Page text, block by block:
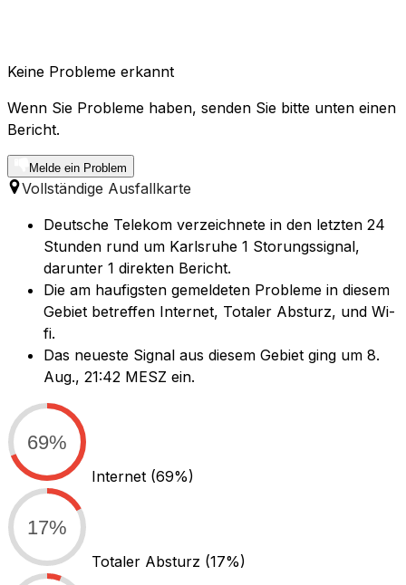
Keine Probleme erkannt
Wenn Sie Probleme haben, senden Sie bitte unten einen
Bericht.
Melde ein Problem
Vollständige Ausfallkarte
Deutsche Telekom verzeichnete in den letzten 24
Stunden rund um Karlsruhe 1 Storungssignal,
darunter 1 direkten Bericht.
Die am haufigsten gemeldeten Probleme in diesem
Gebiet betreffen Internet, Totaler Absturz, und Wi-
fi.
Das neueste Signal aus diesem Gebiet ging um 8.
Aug., 21:42 MESZ ein.
69%
Internet (69%)
17%
Totaler Absturz (17%)